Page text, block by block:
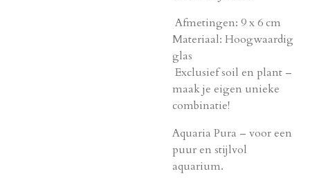
Afmetingen: 9 x 6 cm
Materiaal: Hoogwaardig
glas
Exclusief soil en plant –
maak je eigen unieke
combinatie!
Aquaria Pura – voor een
puur en stijlvol
aquarium.